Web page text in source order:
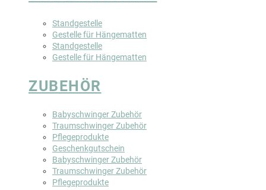
Standgestelle
Gestelle für Hängematten
Standgestelle
Gestelle für Hängematten
ZUBEHÖR
Babyschwinger Zubehör
Traumschwinger Zubehör
Pflegeprodukte
Geschenkgutschein
Babyschwinger Zubehör
Traumschwinger Zubehör
Pflegeprodukte